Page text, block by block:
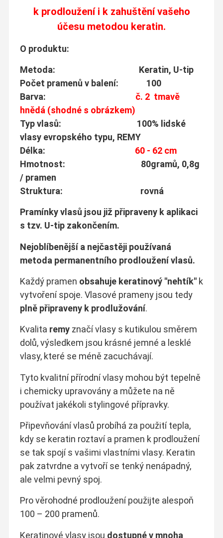
k prodloužení i k zahuštění vašeho
účesu metodou keratin.
O produktu:
Metoda: Keratin, U-tip
Počet pramenů v balení: 100
Barva: č. 2 tmavě
hnědá (shodné s obrázkem)
Typ vlasů: 100% lidské
vlasy evropského typu, REMY
Délka:
60 - 62 cm
Hmotnost: 80gramů, 0,8g
/ pramen
Struktura: rovná
Pramínky vlasů jsou již připraveny k aplikaci
s tzv. U-tip zakončením.
Nejoblíbenější a nejčastěji používaná
metoda permanentního prodloužení vlasů.
Každý pramen obsahuje keratinový "nehtík"k
vytvoření spoje. Vlasové prameny jsou tedy
plně připraveny k prodlužování.
Kvalita remyznačí vlasy s kutikulou směrem
dolů, výsledkem jsou krásné jemné a lesklé
vlasy, které se méně zacuchávají.
Tyto kvalitní přírodní vlasy mohou být tepelně
i chemicky upravovány a můžete na ně
používat jakékoli stylingové přípravky.
Připevňování vlasů probíhá za použití tepla,
kdy se keratin roztaví a pramen k prodloužení
se tak spojí s vašimi vlastními vlasy. Keratin
pak zatvrdne a vytvoří se tenký nenápadný,
ale velmi pevný spoj.
Pro věrohodné prodloužení použijte alespoň
100 – 200 pramenů.
Keratinové vlasy jsou dostupné v mnoha